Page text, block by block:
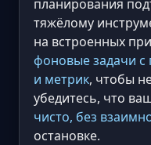
планирования
тяжёлому
на встроенных
фоновые задачи
и метрик, чтобы
убедитесь, что
чисто, без
остановке.